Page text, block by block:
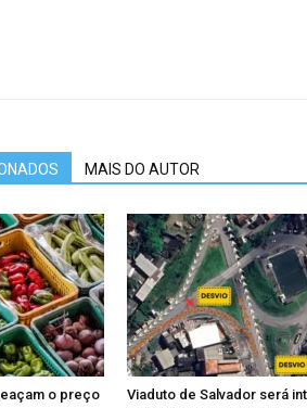
MAIS DO AUTOR
o preço
Viaduto de Salvador será